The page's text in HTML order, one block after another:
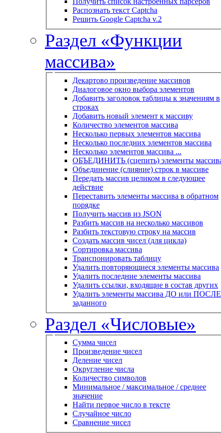
Распознать текст Captcha
Решить Google Captcha v.2
Раздел «Функции
массива»
Декартово произведение массивов
Диалоговое окно выбора элементов
Добавить заголовок таблицы к значениям в
строках
Добавить новый элемент к массиву
Количество элементов массива
Несколько первых элементов массива
Несколько последних элементов массива
Несколько элементов массива ...
ОБЪЕДИНИТЬ (сцепить) элементы
Объединение (слияние) строк в массиве
Передать массив целиком в следующее
действие
Переставить элементы массива в обратном
порядке
Получить массив из JSON
Разбить массив на несколько массивов
Разбить текстовую строку на массив
Создать массив чисел (для цикла)
Сортировка массива
Транспонировать таблицу
Удалить повторяющиеся элементы массива
Удалить последние элементы массива
Удалить ссылки, входящие в состав других
Удалить элементы массива ДО или ПОСЛЕ
заданного
Раздел «Числовые»
Сумма чисел
Произведение чисел
Деление чисел
Округление числа
Количество символов
Минимальное / максимальное / среднее
значение
Найти первое число в тексте
Случайное число
Сравнение чисел